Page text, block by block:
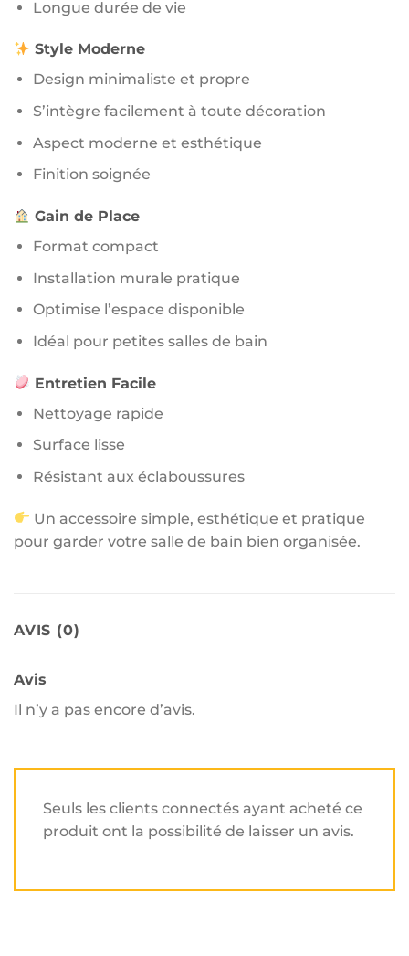
Longue durée de vie
Style Moderne
Design minimaliste et propre
S’intègre facilement à toute décoration
Aspect moderne et esthétique
Finition soignée
Gain de Place
Format compact
Installation murale pratique
Optimise l’espace disponible
Idéal pour petites salles de bain
Entretien Facile
Nettoyage rapide
Surface lisse
Résistant aux éclaboussures
Un accessoire simple, esthétique et pratique
pour garder votre salle de bain bien organisée.
AVIS (0)
Avis
Il n’y a pas encore d’avis.
Seuls les clients connectés ayant acheté ce
produit ont la possibilité de laisser un avis.